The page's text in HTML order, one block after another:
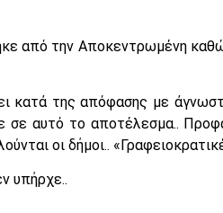
από την Αποκεντρωμένη
κατά της απόφασης με
σε αυτό το αποτέλεσμα..
οι δήμοι..
υπήρχε..